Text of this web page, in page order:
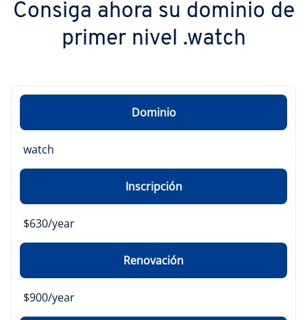
Consiga ahora su dominio de
primer nivel .watch
Dominio
watch
Inscripción
$630/year
Renovación
$900/year